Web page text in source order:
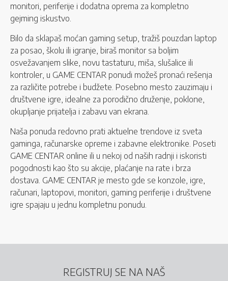
monitori, periferije i dodatna oprema za kompletno
gejming iskustvo.
Bilo da sklapaš moćan gaming setup, tražiš pouzdan laptop
za posao, školu ili igranje, biraš monitor sa boljim
osvežavanjem slike, novu tastaturu, miša, slušalice ili
kontroler, u GAME CENTAR ponudi možeš pronaći rešenja
za različite potrebe i budžete. Posebno mesto zauzimaju i
društvene igre, idealne za porodično druženje, poklone,
okupljanje prijatelja i zabavu van ekrana.
Naša ponuda redovno prati aktuelne trendove iz sveta
gaminga, računarske opreme i zabavne elektronike. Poseti
GAME CENTAR online ili u nekoj od naših radnji i iskoristi
pogodnosti kao što su akcije, plaćanje na rate i brza
dostava. GAME CENTAR je mesto gde se konzole, igre,
računari, laptopovi, monitori, gaming periferije i društvene
igre spajaju u jednu kompletnu ponudu.
REGISTRUJ SE NA NAŠ